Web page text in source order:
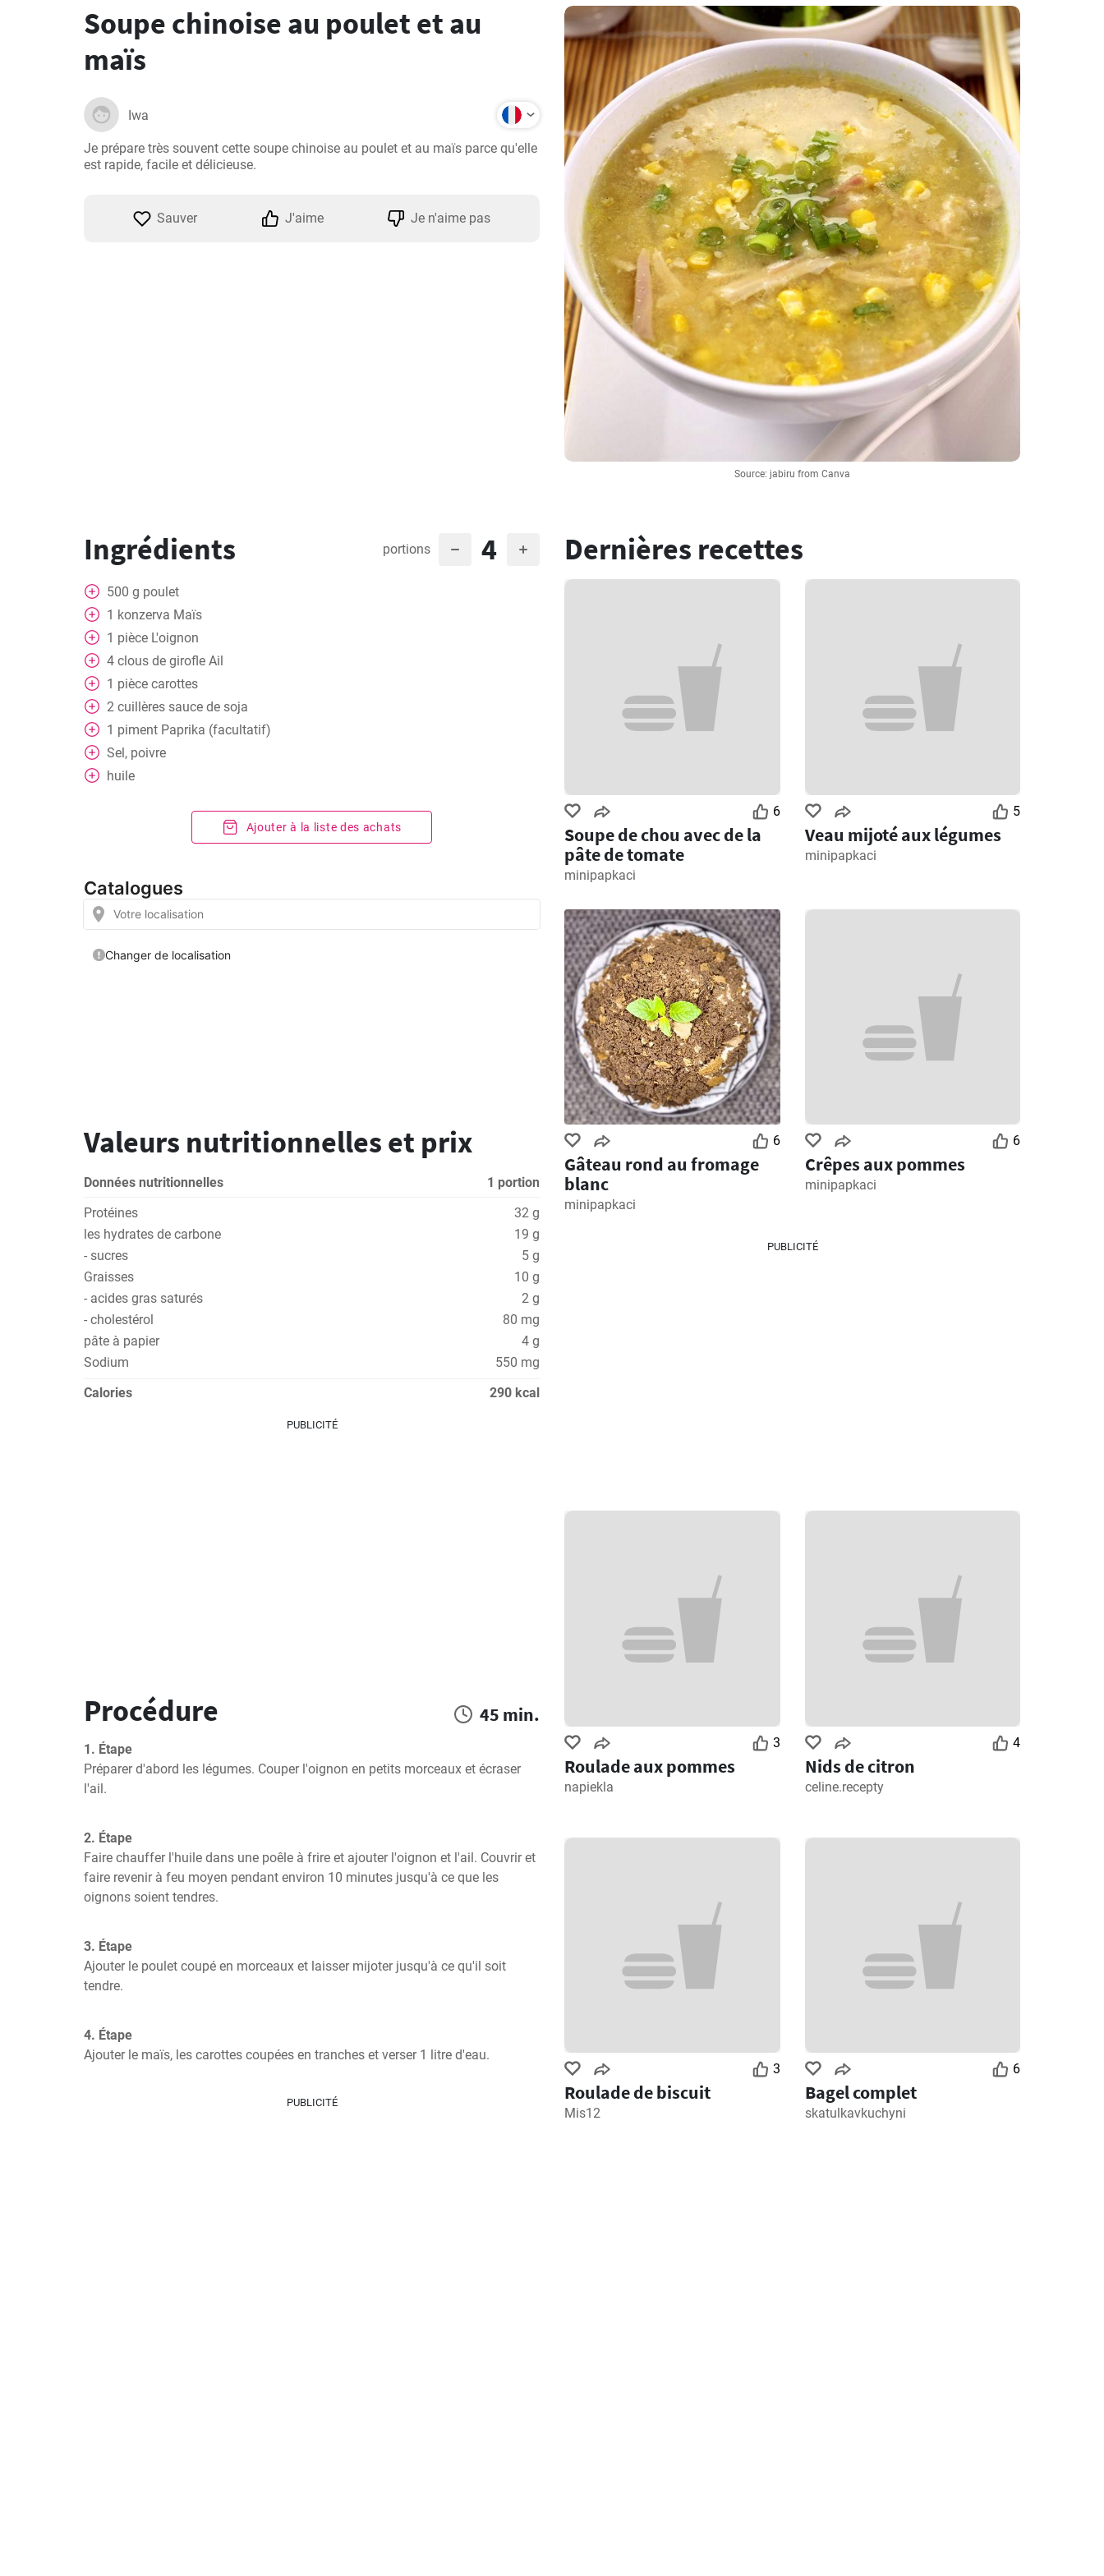
Source: jabiru from Canva
Soupe chinoise au poulet et au
maïs
Iwa
Je prépare très souvent cette soupe chinoise au poulet et au maïs parce qu'elle
est rapide, facile et délicieuse.
Sauver J'aime Je n'aime pas
Ingrédients portions 4
500 g poulet
1 konzerva Maïs
1 pièce L'oignon
4 clous de girofle Ail
1 pièce carottes
2 cuillères sauce de soja
1 piment Paprika (facultatif)
Sel, poivre
huile
Ajouter à la liste des achats
Valeurs nutritionnelles et prix
Données nutritionnelles
1 portion
Protéines
32 g
les hydrates de carbone
19 g
- sucres
5 g
Graisses
10 g
- acides gras saturés
2 g
- cholestérol
80 mg
pâte à papier
4 g
Sodium
550 mg
Calories
290 kcal
PUBLICITÉ
Procédure 45 min.
1. Étape
Préparer d'abord les légumes. Couper l'oignon en petits morceaux et écraser
l'ail.
2. Étape
Faire chauffer l'huile dans une poêle à frire et ajouter l'oignon et l'ail. Couvrir et
faire revenir à feu moyen pendant environ 10 minutes jusqu'à ce que les
oignons soient tendres.
3. Étape
Ajouter le poulet coupé en morceaux et laisser mijoter jusqu'à ce qu'il soit
tendre.
4. Étape
Ajouter le maïs, les carottes coupées en tranches et verser 1 litre d'eau.
PUBLICITÉ
Dernières recettes
6
Soupe de chou avec de la
pâte de tomate
minipapkaci
5
Veau mijoté aux légumes
minipapkaci
6
Gâteau rond au fromage
blanc
minipapkaci
6
Crêpes aux pommes
minipapkaci
PUBLICITÉ
3
Roulade aux pommes
napiekla
4
Nids de citron
celine.recepty
3
Roulade de biscuit
Mis12
6
Bagel complet
skatulkavkuchyni